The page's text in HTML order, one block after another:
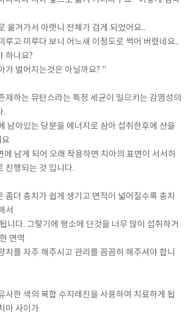
옮겨가서 아랫니 전체가 검게 되었어요..
루고 미루다 보니 어느새 이정도로 썩어 버렸네요..
하나요?
가 벌어지는것은 아닐까요? "
재하는 뮤탄스라는 특정 세균이 일으키는 감염성의
.
남아있는 당분을 에너지로 삼아 섭취한후에 산을
남게 되어 오래 작용하면 치아의 표면이 서서히
진행되는 것 입니다.
좀더 충치가 쉽게 생기고 면적이 넓어질수록 충치
서
니다. 그렇기에 평소에 단것을 너무 많이 섭취하거
면역
치를 자주 해주시고 관리를 꼼꼼히 해주셔야 합니
사한 색의 복합 수지레진을 사용하여 치료하게 됩
아 사이가